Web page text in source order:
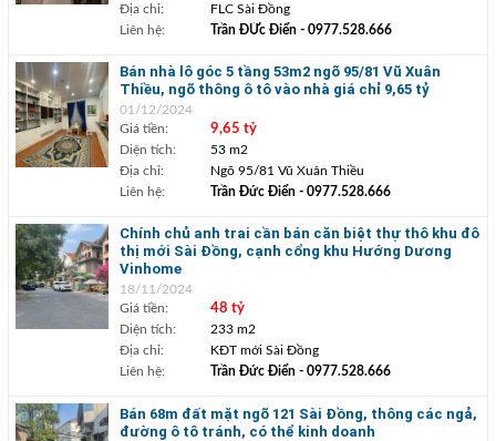
Địa chỉ:
FLC Sài Đồng
Liên hệ:
Trần ĐỨc Điển- 0977.528.666
Bán nhà lô góc 5 tầng 53m2 ngõ 95/81 Vũ Xuân
Thiều, ngõ thông ô tô vào nhà giá chỉ 9,65 tỷ
01/12/2024
Giá tiền:
9,65 tỷ
Diện tích:
53 m2
Địa chỉ:
Ngõ 95/81 Vũ Xuân Thiều
Liên hệ:
Trần Đức Điển- 0977.528.666
Chính chủ anh trai cần bán căn biệt thự thô khu đô
thị mới Sài Đồng, cạnh cổng khu Hướng Dương
Vinhome
18/11/2024
Giá tiền:
48 tỷ
Diện tích:
233 m2
Địa chỉ:
KĐT mới Sài Đồng
Liên hệ:
Trần Đức Điển- 0977.528.666
Bán 68m đất mặt ngõ 121 Sài Đồng, thông các ngả,
đường ô tô tránh, có thể kinh doanh